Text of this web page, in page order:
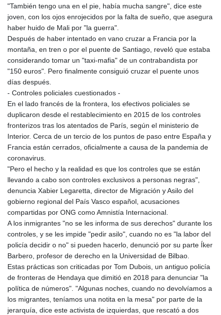
"También tengo una en el pie, había mucha sangre", dice este
joven, con los ojos enrojecidos por la falta de sueño, que asegura
haber huido de Mali por "la guerra".
Después de haber intentado en vano cruzar a Francia por la
montaña, en tren o por el puente de Santiago, reveló que estaba
considerando tomar un "taxi-mafia" de un contrabandista por
"150 euros". Pero finalmente consiguió cruzar el puente unos
días después.
- Controles policiales cuestionados -
En el lado francés de la frontera, los efectivos policiales se
duplicaron desde el restablecimiento en 2015 de los controles
fronterizos tras los atentados de París, según el ministerio de
Interior. Cerca de un tercio de los puntos de paso entre España y
Francia están cerrados, oficialmente a causa de la pandemia de
coronavirus.
"Pero el hecho y la realidad es que los controles que se están
llevando a cabo son controles exclusivos a personas negras",
denuncia Xabier Legaretta, director de Migración y Asilo del
gobierno regional del País Vasco español, acusaciones
compartidas por ONG como Amnistía Internacional.
A los inmigrantes "no se les informa de sus derechos" durante los
controles, y se les impide "pedir asilo", cuando no es "la labor del
policía decidir o no" si pueden hacerlo, denunció por su parte Íker
Barbero, profesor de derecho en la Universidad de Bilbao.
Estas prácticas son criticadas por Tom Dubois, un antiguo policía
de fronteras de Hendaya que dimitió en 2018 para denunciar "la
política de números". "Algunas noches, cuando no devolvíamos a
los migrantes, teníamos una notita en la mesa" por parte de la
jerarquía, dice este activista de izquierdas, que rescató a dos